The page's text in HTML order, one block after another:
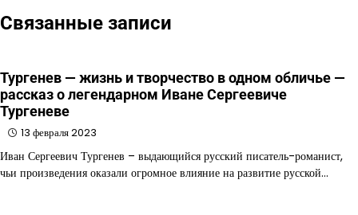
Связанные записи
Тургенев — жизнь и творчество в одном обличье —
рассказ о легендарном Иване Сергеевиче
Тургеневе
13 февраля 2023
Иван Сергеевич Тургенев – выдающийся русский писатель-романист,
чьи произведения оказали огромное влияние на развитие русской…